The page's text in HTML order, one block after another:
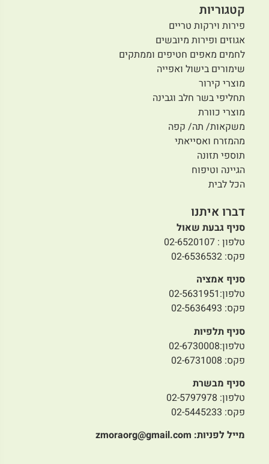
קטגוריות
פירות וירקות טריים
אגוזים ופירות מיובשים
לחמים מאפים חטיפים וממתקים
שימורים בישול ואפייה
מוצרי קירור
תחליפי בשר חלב וגבינה
מוצרי כוורת
משקאות/ תה/ קפה
מהמזרח ואסייאתי
תוספי תזונה
הגיינה וטיפוח
הכל לבית
דברו איתנו
סניף גבעת שאול
טלפון : 02-6520107
פקס: 02-6536532
סניף אמציה
טלפון:02-5631951
פקס: 02-5636493
סניף תלפיות
טלפון:02-6730008
פקס: 02-6731008
סניף מבשרת
טלפון: 02-5797978
פקס: 02-5445233
מייל לפניות:zmoraorg@gmail.com